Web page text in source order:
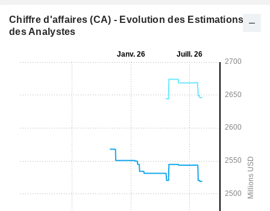
Chiffre d'affaires (CA) - Evolution des Estimations
des Analystes